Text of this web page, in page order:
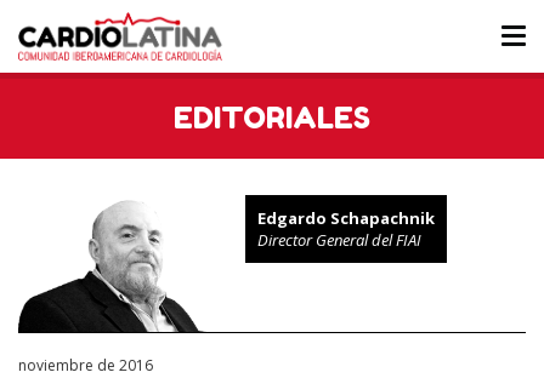
EDITORIALES
Edgardo Schapachnik
Director General del FIAI
noviembre de 2016